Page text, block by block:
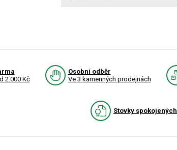
2.000 Kč
Osobní odběr
Ve 3 kamenných prodejnách
Stovky